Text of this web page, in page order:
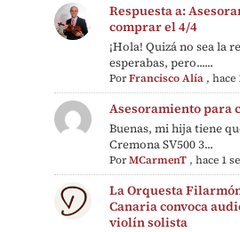
Respuesta a:
comprar el 4/4
¡Hola! Quizá no sea la
esperabas, pero......
PorFrancisco Alía ,hace
Asesoramiento para
Buenas, mi hija tiene
Cremona SV500 3...
PorMCarmenT ,hace 1
La Orquesta
Canaria convoca
violín solista